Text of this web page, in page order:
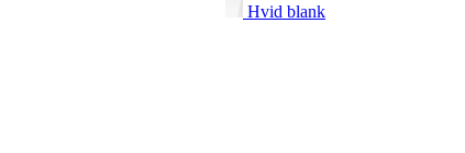
Hvid blank